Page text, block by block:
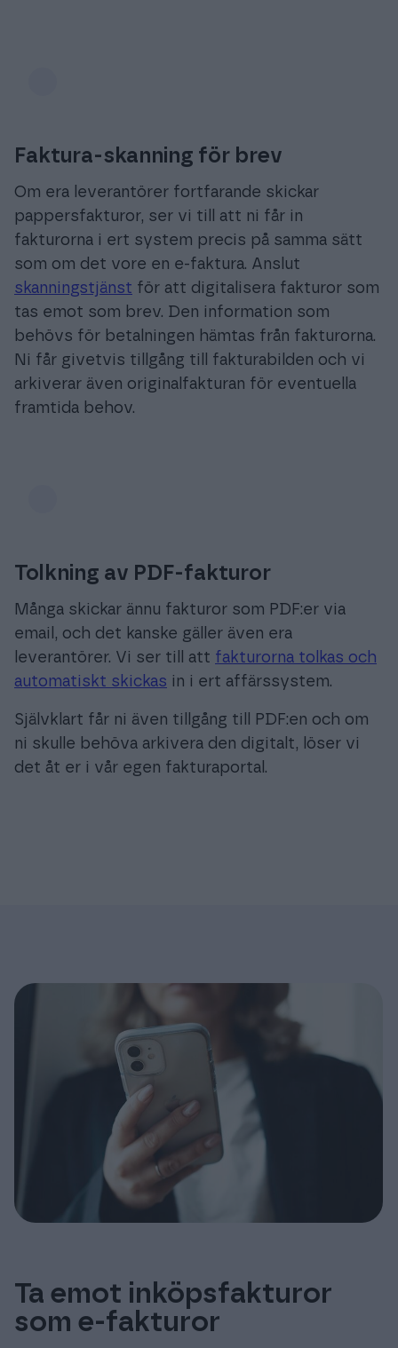
Faktura-skanning för brev
Om era leverantörer fortfarande skickar
pappersfakturor, ser vi till att ni får in
fakturorna i ert system precis på samma sätt
som om det vore en e-faktura. Anslut
skanningstjänst för att digitalisera fakturor som
tas emot som brev. Den information som
behövs för betalningen hämtas från fakturorna.
Ni får givetvis tillgång till fakturabilden och vi
arkiverar även originalfakturan för eventuella
framtida behov.
Tolkning av PDF-fakturor
Många skickar ännu fakturor som PDF:er via
email, och det kanske gäller även era
leverantörer. Vi ser till att fakturorna tolkas och
automatiskt skickas in i ert affärssystem.
Självklart får ni även tillgång till PDF:en och om
ni skulle behöva arkivera den digitalt, löser vi
det åt er i vår egen fakturaportal.
Ta emot inköpsfakturor
som e-fakturor